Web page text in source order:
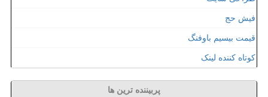
فیش حج
قیمت بیسیم باوفنگ
کوتاه کننده لینک
پربیننده ترین ها